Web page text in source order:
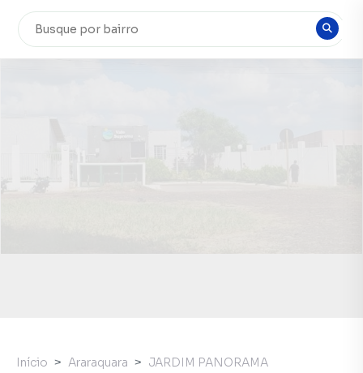
Início Araraquara
JARDIM PANORAMA